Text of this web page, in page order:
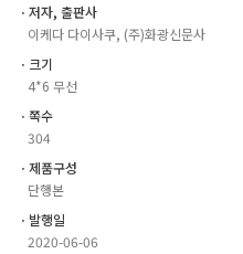
ㆍ저자, 출판사
이케다 다이사쿠, (주)화광신문사
ㆍ크기
4*6 무선
ㆍ쪽수
304
ㆍ제품구성
단행본
ㆍ발행일
2020-06-06